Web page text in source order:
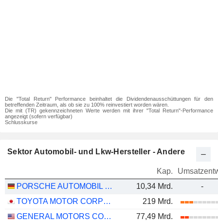
Die "Total Return" Performance beinhaltet die Dividendenausschüttungen für den
betreffenden Zeitraum, als ob sie zu 100% reinvestiert worden wären.
Die mit (TR) gekennzeichneten Werte werden mit ihrer "Total Return"-Performance
angezeigt (sofern verfügbar)
Schlusskurse
Sektor Automobil- und Lkw-Hersteller - Andere
Kap.
PORSCHE AUTOMOBIL HOLDING SE
10,34 Mrd.
-
TOYOTA MOTOR CORPORATION
219 Mrd.
GENERAL MOTORS COMPANY
77,49 Mrd.